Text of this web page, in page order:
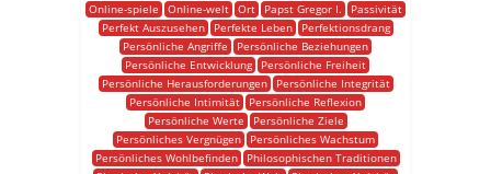
Online-spiele
Online-welt Ort Papst Gregor I.
Passivität
Perfekt Auszusehen
Perfekte Leben
Perfektionsdrang
Persönliche Angriffe
Persönliche Beziehungen
Persönliche Entwicklung
Persönliche Freiheit
Persönliche Herausforderungen
Persönliche Integrität
Persönliche Intimität
Persönliche Reflexion
Persönliche Werte
Persönliche Ziele
Persönliches Vergnügen
Persönliches Wachstum
Persönliches Wohlbefinden
Philosophischen Traditionen